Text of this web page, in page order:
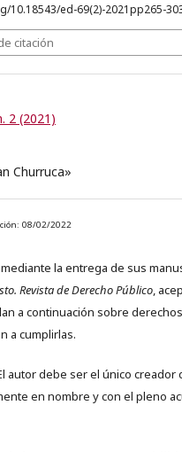
10.18543/ed-69(2)-2021pp265-
citación
2 (2021)
Churruca»
08/02/2022
la entrega de sus
Revista de Derecho Público,
a continuación sobre
a cumplirlas.
autor debe ser el único creador
en nombre y con el pleno